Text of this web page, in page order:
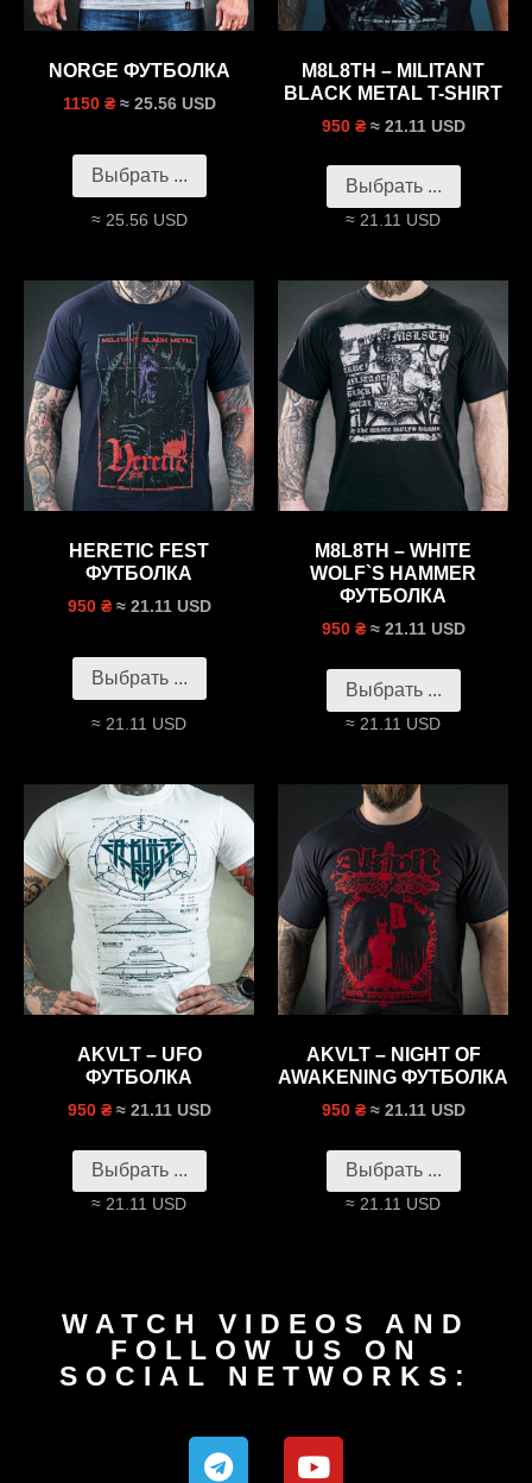
NORGE ФУТБОЛКА
1150 ₴ ≈ 25.56 USD
Выбрать ...
≈ 25.56 USD
M8L8TH – MILITANT
BLACK METAL T-SHIRT
950 ₴ ≈ 21.11 USD
Выбрать ...
≈ 21.11 USD
HERETIC FEST
ФУТБОЛКА
950 ₴ ≈ 21.11 USD
Выбрать ...
≈ 21.11 USD
M8L8TH – WHITE
WOLF`S HAMMER
ФУТБОЛКА
950 ₴ ≈ 21.11 USD
Выбрать ...
≈ 21.11 USD
AKVLT – UFO
ФУТБОЛКА
950 ₴ ≈ 21.11 USD
Выбрать ...
≈ 21.11 USD
AKVLT – NIGHT OF
AWAKENING ФУТБОЛКА
950 ₴ ≈ 21.11 USD
Выбрать ...
≈ 21.11 USD
WATCH VIDEOS AND
FOLLOW US ON
SOCIAL NETWORKS: